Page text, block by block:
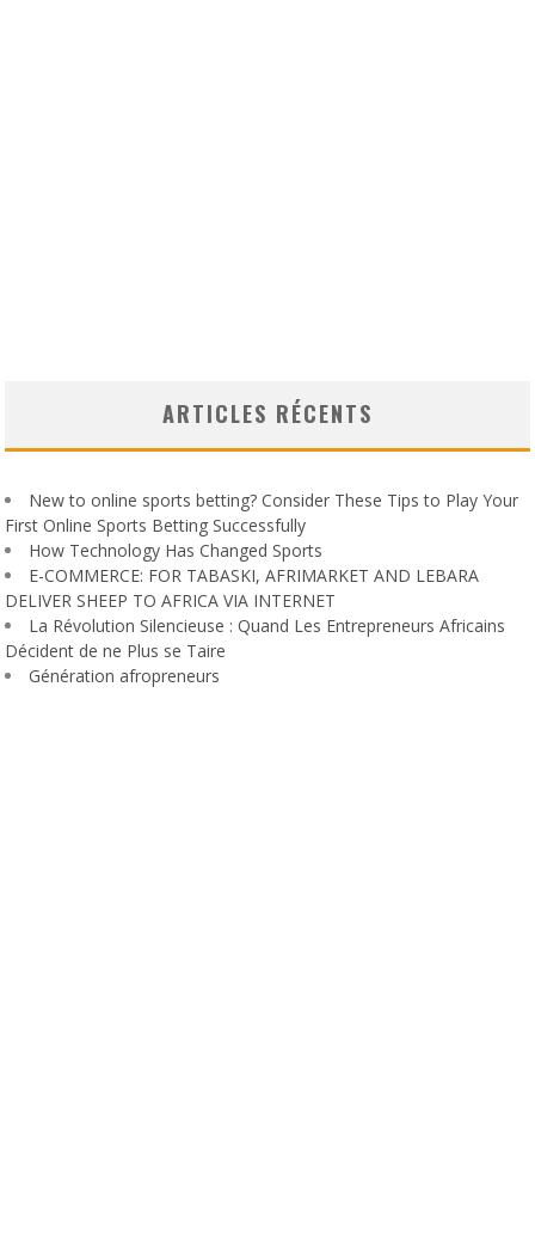
ARTICLES RÉCENTS
New to online sports betting? Consider These Tips to Play Your
First Online Sports Betting Successfully
How Technology Has Changed Sports
E-COMMERCE: FOR TABASKI, AFRIMARKET AND LEBARA
DELIVER SHEEP TO AFRICA VIA INTERNET
La Révolution Silencieuse : Quand Les Entrepreneurs Africains
Décident de ne Plus se Taire
Génération afropreneurs